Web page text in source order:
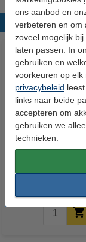
ons aanbod en
verbeteren en om
zoveel mogelijk
laten passen. In
gebruiken en
voorkeuren op
privacybeleid
links naar beide
accepteren om
gebruiken we
technieken.
Epson 502 (T02V1)
zwart (123inkt